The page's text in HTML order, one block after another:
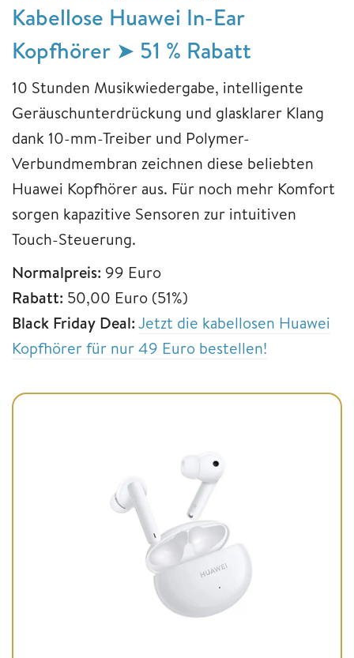
Kabellose Huawei In-Ear
Kopfhörer ➤ 51 % Rabatt
10 Stunden Musikwiedergabe, intelligente
Geräuschunterdrückung und glasklarer Klang
dank 10-mm-Treiber und Polymer-
Verbundmembran zeichnen diese beliebten
Huawei Kopfhörer aus. Für noch mehr Komfort
sorgen kapazitive Sensoren zur intuitiven
Touch-Steuerung.
Normalpreis: 99 Euro
Rabatt: 50,00 Euro (51%)
Black Friday Deal:Jetzt die kabellosen Huawei
Kopfhörer für nur 49 Euro bestellen!